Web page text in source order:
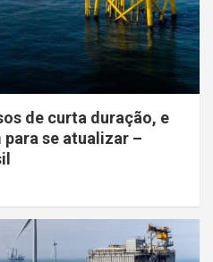
de curta duração, e
se atualizar –